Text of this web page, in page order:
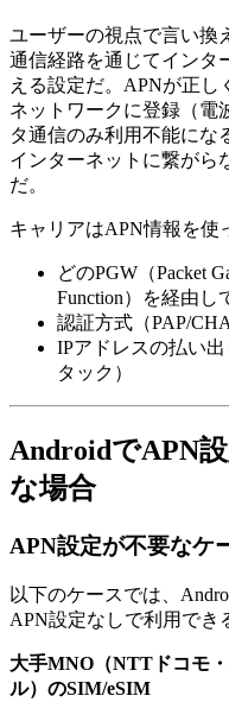
ユーザーの視点で言い換
通信経路を通じてインタ
える設定だ。APNが正
ネットワークに登録（電
タ通信のみ利用不能にな
インターネットに繋がら
だ。
キャリアはAPN情報を使
どのPGW（Packet
Function）を経由
認証方式（PAP/
IPアドレスの払い
タック）
AndroidでAPN
な場合
APN設定が不要なケ
以下のケースでは、
APN設定なしで利用でき
大手MNO（NTTドコモ
ル）のSIM/eSIM